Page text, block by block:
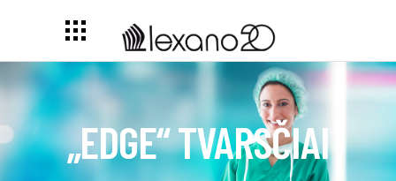
„EDGE“ TVARSČIAI